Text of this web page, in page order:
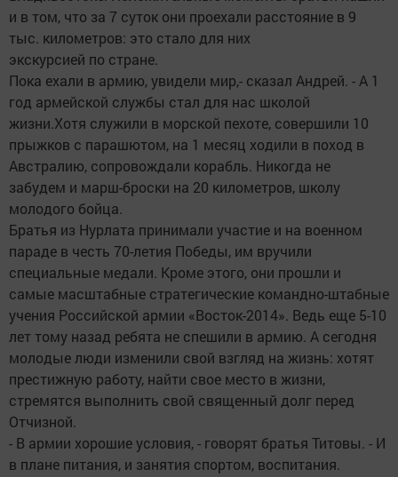
и в том, что за 7 суток они проехали расстояние в 9
тыс. километров: это стало для них
экскурсией по стране.
Пока ехали в армию, увидели мир,- сказал Андрей. - А 1
год армейской службы стал для нас школой
жизни.Хотя служили в морской пехоте, совершили 10
прыжков с парашютом, на 1 месяц ходили в поход в
Австралию, сопровождали корабль. Никогда не
забудем и марш-броски на 20 километров, школу
молодого бойца.
Братья из Нурлата принимали участие и на военном
параде в честь 70-летия Победы, им вручили
специальные медали. Кроме этого, они прошли и
самые масштабные стратегические командно-штабные
учения Российской армии «Восток-2014». Ведь еще 5-10
лет тому назад ребята не спешили в армию. А сегодня
молодые люди изменили свой взгляд на жизнь: хотят
престижную работу, найти свое место в жизни,
стремятся выполнить свой священный долг перед
Отчизной.
- В армии хорошие условия, - говорят братья Титовы. - И
в плане питания, и занятия спортом, воспитания.